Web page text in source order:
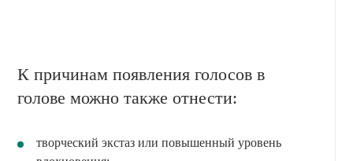
К причинам появления голосов в
голове можно также отнести:
творческий экстаз или повышенный уровень